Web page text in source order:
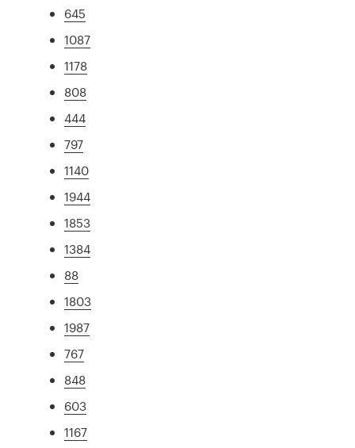
645
1087
1178
808
444
797
1140
1944
1853
1384
88
1803
1987
767
848
603
1167